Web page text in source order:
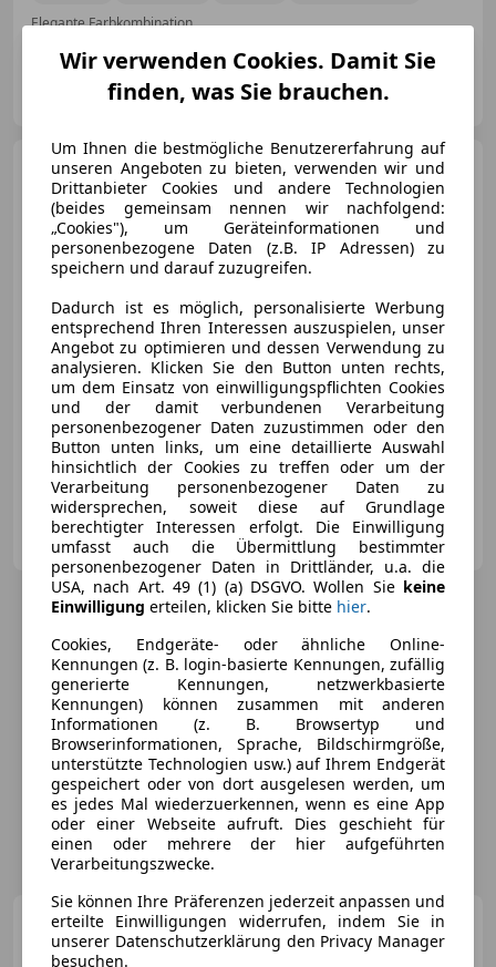
Elegante Farbkombination
AT-5020 Salzburg
Porsche 718Boxster S
''PASM+BOSE+CONNECT-PLUS''
€ 69 900
05/2016 43 100 km Benzin
257 kW (349 PS)
LINHER KOCH
AT-6800 Feldkirch
Porsche Boxster
*****VERKAUFT*****
Wir verwenden Cookies. Damit Sie
finden, was Sie brauchen.
Um Ihnen die bestmögliche Benutzererfahrung auf
unseren Angeboten zu bieten, verwenden wir und
Drittanbieter Cookies und andere Technologien
(beides gemeinsam nennen wir nachfolgend:
„Cookies"), um Geräteinformationen und
personenbezogene Daten (z.B. IP Adressen) zu
speichern und darauf zuzugreifen.
Dadurch ist es möglich, personalisierte Werbung
entsprechend Ihren Interessen auszuspielen, unser
Angebot zu optimieren und dessen Verwendung zu
analysieren. Klicken Sie den Button unten rechts,
um dem Einsatz von einwilligungspflichten Cookies
und der damit verbundenen Verarbeitung
personenbezogener Daten zuzustimmen oder den
Button unten links, um eine detaillierte Auswahl
hinsichtlich der Cookies zu treffen oder um der
Verarbeitung personenbezogener Daten zu
widersprechen, soweit diese auf Grundlage
berechtigter Interessen erfolgt. Die Einwilligung
umfasst auch die Übermittlung bestimmter
personenbezogener Daten in Drittländer, u.a. die
USA, nach Art. 49 (1) (a) DSGVO. Wollen Sie keine
Einwilligung erteilen, klicken Sie bitte hier.
Cookies, Endgeräte- oder ähnliche Online-
Kennungen (z. B. login-basierte Kennungen, zufällig
generierte Kennungen, netzwerkbasierte
Kennungen) können zusammen mit anderen
Informationen (z. B. Browsertyp und
Browserinformationen, Sprache, Bildschirmgröße,
unterstützte Technologien usw.) auf Ihrem Endgerät
gespeichert oder von dort ausgelesen werden, um
es jedes Mal wiederzuerkennen, wenn es eine App
oder einer Webseite aufruft. Dies geschieht für
einen oder mehrere der hier aufgeführten
Verarbeitungszwecke.
Sie können Ihre Präferenzen jederzeit anpassen und
erteilte Einwilligungen widerrufen, indem Sie in
unserer Datenschutzerklärung den Privacy Manager
besuchen.